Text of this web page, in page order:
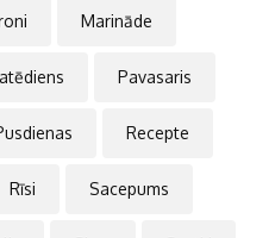
Marināde
Pavasaris
Recepte
Rīsi Sacepums